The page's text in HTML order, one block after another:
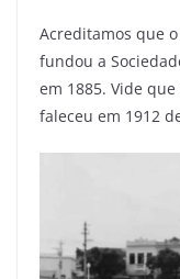
Acreditamos que
fundou a
em 1885. Vide
faleceu em 1912